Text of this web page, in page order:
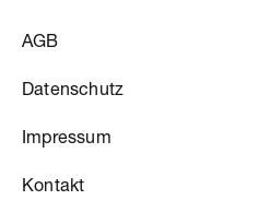
AGB
Datenschutz
Impressum
Kontakt